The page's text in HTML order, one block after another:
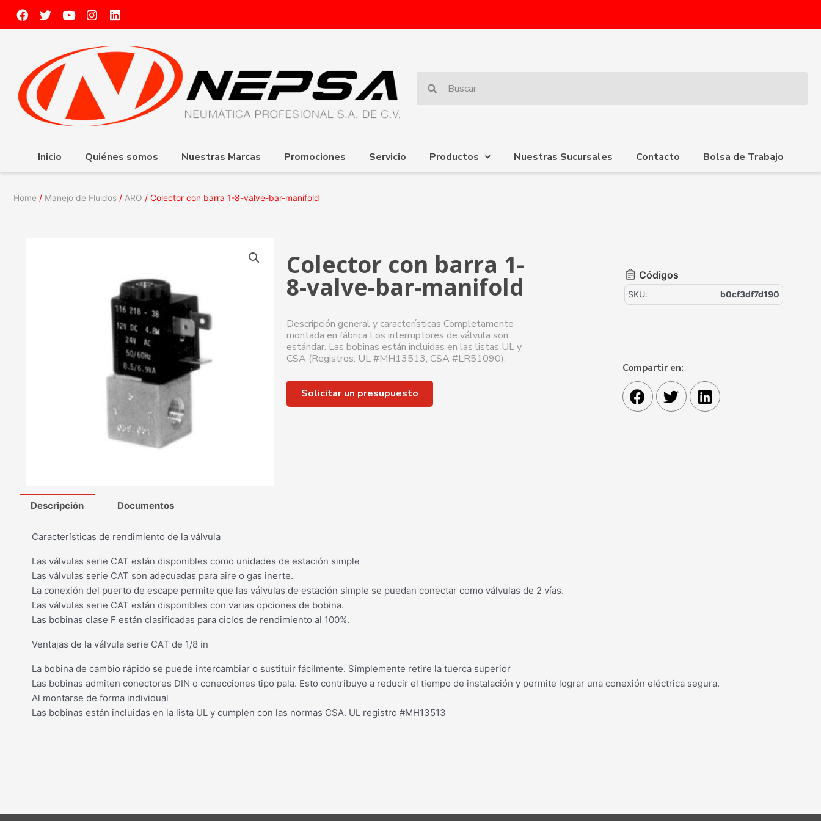
Inicio Quiénes somos Nuestras Marcas Promociones Servicio Productos Nuestras Sucursales Contacto Bolsa de Trabajo
Home / Manejo de Fluidos / ARO / Colector con barra 1-8-valve-bar-manifold
Colector con barra 1-
8-valve-bar-manifold
Descripción general y características Completamente
montada en fábrica Los interruptores de válvula son
estándar. Las bobinas están incluidas en las listas UL y
CSA (Registros: UL #MH13513; CSA #LR51090).
Solicitar un presupuesto
Códigos
SKU: b0cf3df7d190
Compartir en:
Descripción Documentos
Características de rendimiento de la válvula
Las válvulas serie CAT están disponibles como unidades de estación simple
Las válvulas serie CAT son adecuadas para aire o gas inerte.
La conexión del puerto de escape permite que las válvulas de estación simple se puedan conectar como válvulas de 2 vías.
Las válvulas serie CAT están disponibles con varias opciones de bobina.
Las bobinas clase F están clasificadas para ciclos de rendimiento al 100%.
Ventajas de la válvula serie CAT de 1/8 in
La bobina de cambio rápido se puede intercambiar o sustituir fácilmente. Simplemente retire la tuerca superior
Las bobinas admiten conectores DIN o conecciones tipo pala. Esto contribuye a reducir el tiempo de instalación y permite lograr una conexión eléctrica segura.
Al montarse de forma individual
Las bobinas están incluidas en la lista UL y cumplen con las normas CSA. UL registro #MH13513